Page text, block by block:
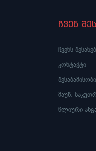
ჩვენ
ჩვენს შესახებ
კონტაქტი
მაუწ.
წლიური